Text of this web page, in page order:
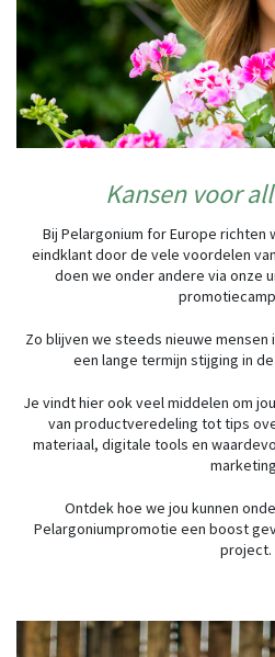
Kansen voor
Bij Pelargonium for Europe
eindklant door de vele voordelen
doen we onder andere via onze
Zo blijven we steeds nieuwe
een lange termijn stijging in
Je vindt hier ook veel middelen om
van productveredeling tot tips
materiaal, digitale tools en
Ontdek hoe we jou kunnen
Pelargoniumpromotie een boost
project.